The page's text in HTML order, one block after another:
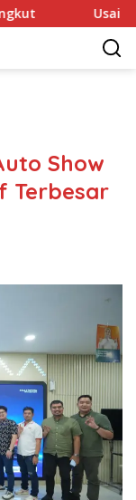
‎Usai Gelar
Show
Terbesar